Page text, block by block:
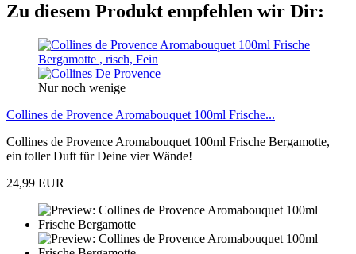
Zu diesem Produkt empfehlen wir Dir:
Nur noch wenige
Collines de Provence Aromabouquet 100ml Frische...
Collines de Provence Aromabouquet 100ml Frische Bergamotte,
ein toller Duft für Deine vier Wände!
24,99 EUR